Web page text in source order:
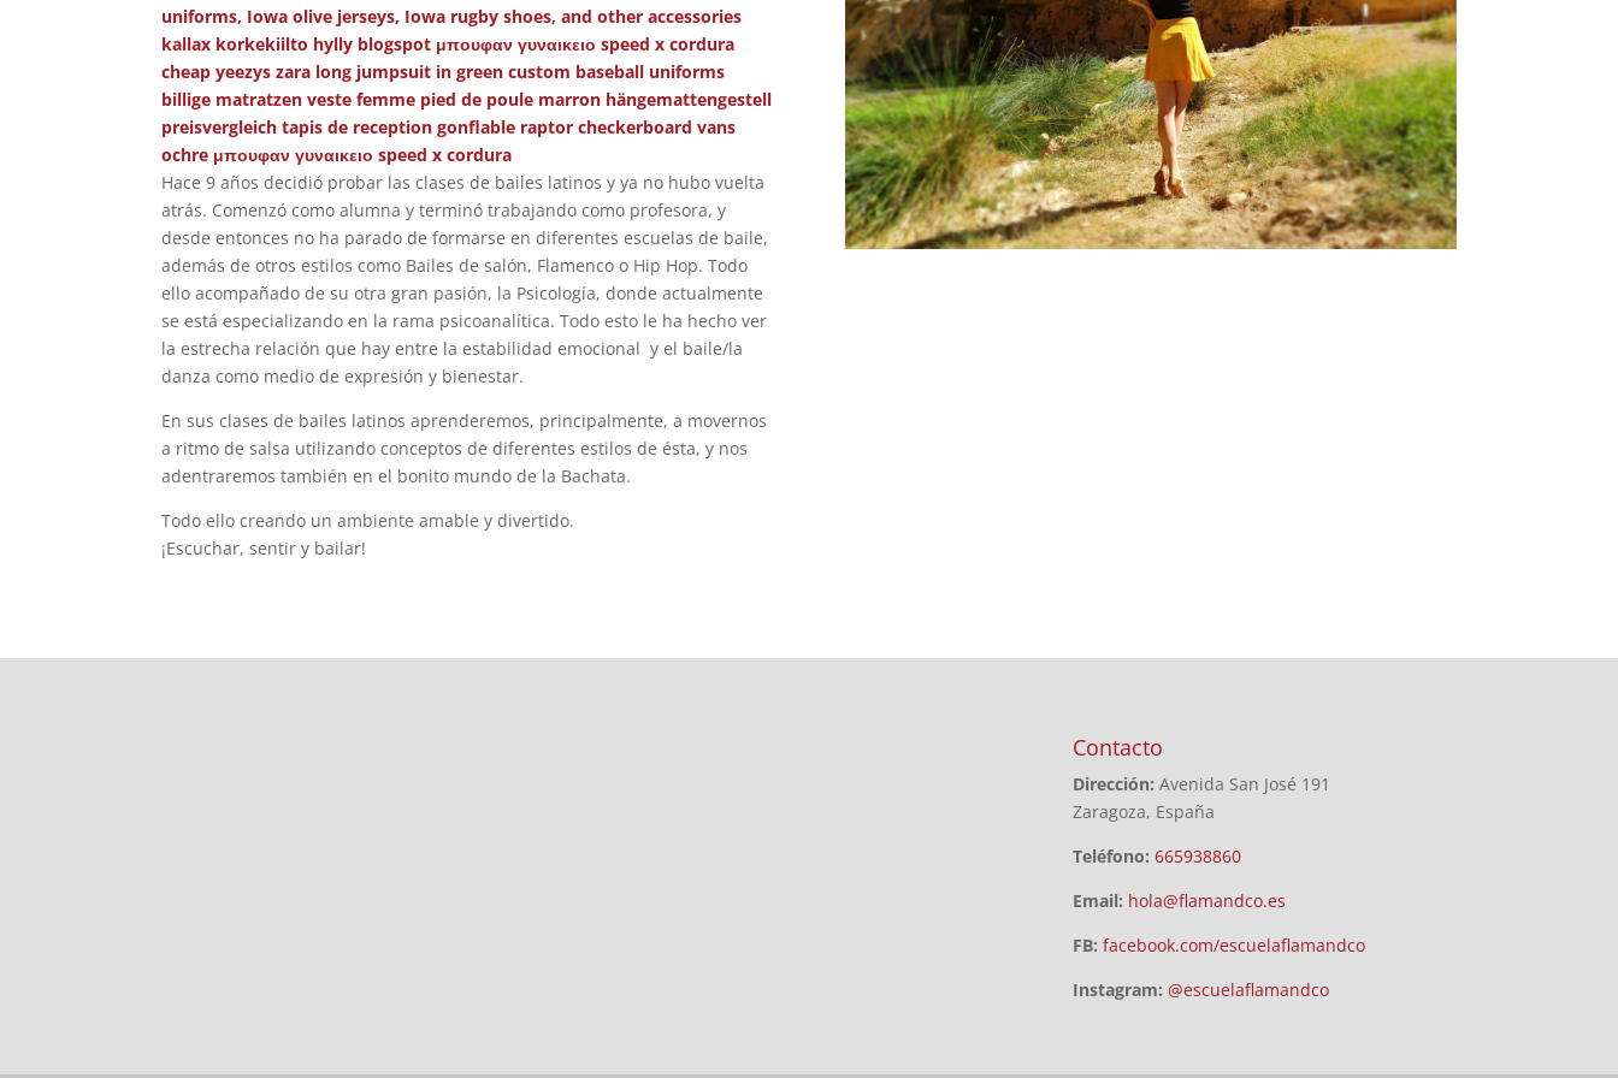
uniforms, Iowa olive jerseys, Iowa rugby shoes, and other accessories
kallax korkekiilto hylly blogspot μπουφαν γυναικειο speed x cordura
cheap yeezys zara long jumpsuit in green custom baseball uniforms
billige matratzen veste femme pied de poule marron hängemattengestell
preisvergleich tapis de reception gonflable raptor checkerboard vans
ochre μπουφαν γυναικειο speed x cordura
Hace 9 años decidió probar las clases de bailes latinos y ya no hubo vuelta
atrás. Comenzó como alumna y terminó trabajando como profesora, y
desde entonces no ha parado de formarse en diferentes escuelas de baile,
además de otros estilos como Bailes de salón, Flamenco o Hip Hop. Todo
ello acompañado de su otra gran pasión, la Psicología, donde actualmente
se está especializando en la rama psicoanalítica. Todo esto le ha hecho ver
la estrecha relación que hay entre la estabilidad emocional y el baile/la
danza como medio de expresión y bienestar.
En sus clases de bailes latinos aprenderemos, principalmente, a movernos
a ritmo de salsa utilizando conceptos de diferentes estilos de ésta, y nos
adentraremos también en el bonito mundo de la Bachata.
Todo ello creando un ambiente amable y divertido.
¡Escuchar, sentir y bailar!
Contacto
Dirección: Avenida San José 191
Zaragoza, España
Teléfono: 665938860
Email: hola@flamandco.es
FB: facebook.com/escuelaflamandco
Instagram: @escuelaflamandco